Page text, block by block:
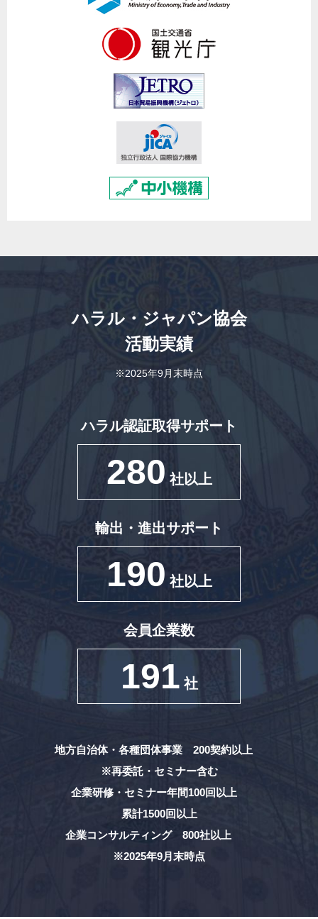
ハラル・ジャパン協会
活動実績
※2025年9月末時点
ハラル認証取得サポート
280 社以上
輸出・進出サポート
190 社以上
会員企業数
191 社
地方自治体・各種団体事業 200契約以上
※再委託・セミナー含む
企業研修・セミナー年間100回以上
累計1500回以上
企業コンサルティング 800社以上
※2025年9月末時点